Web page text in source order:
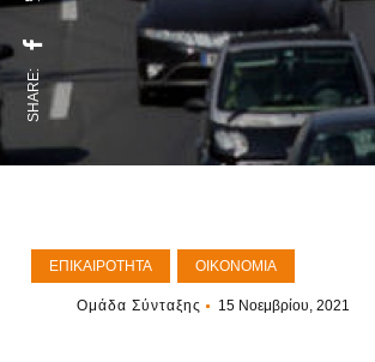
SHARE:
ΕΠΙΚΑΙΡΌΤΗΤΑ ΟΙΚΟΝΟΜΊΑ
Ομάδα Σύνταξης 15 Νοεμβρίου, 2021